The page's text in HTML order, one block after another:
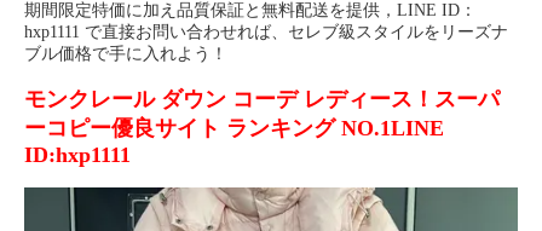
期間限定特価に加え品質保証と無料配送を提供，LINE ID：
hxp1111 で直接お問い合わせれば、セレブ級スタイルをリーズナ
ブル価格で手に入れよう！
モンクレール ダウン コーデ レディース！スーパ
ーコピー優良サイト ランキング NO.1LINE
ID:hxp1111